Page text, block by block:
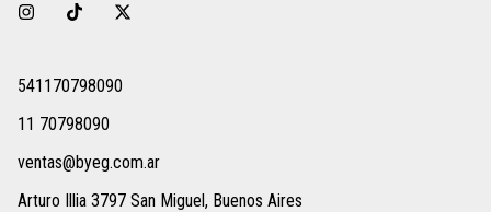
541170798090
11 70798090
ventas@byeg.com.ar
Arturo Illia 3797 San Miguel, Buenos Aires